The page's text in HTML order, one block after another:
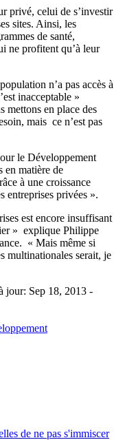
privé, celui de s’investir
sites. Ainsi, les
de santé,
ne profitent qu’à leur
n’a pas accès à
inacceptable »
mettons en place des
mais ce n’est pas
le Développement
en matière de
à une croissance
entreprises privées ».
est encore insuffisant
» explique Philippe
« Mais même si
multinationales serait, je
jour: Sep 18, 2013 -
de ne pas s'immiscer